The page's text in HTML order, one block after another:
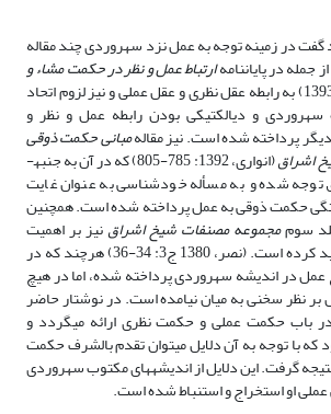
گفت در زمینه توجه به عمل نزد سهروردی چند مقاله
جمله در پایان­نامهارتباط عمل و نظر در حکمت مشاء و
(چزانی شراهی، 1393) به رابطه عقل نظری و عقل عملی و نیز لزوم اتحاد
و دیالکتیکی بودن رابطه عمل و نظر و
پرداخته شده است. نیز مقالهمبانی حکمت ذوقی
اشراق (انواری، 1392: 785-805) که در آن به جنبه­
شده و به مسأله خودشناسی به عنوان غایت
حکمت ذوقی به عمل پرداخته شده است. همچنین
سوممجموعه مصنفات شیخ اشراقنیز بر اهمیت
عمل نزد سهروردی تأکید کرده است. (نصر، 1380 ج3: 34-36) هرچند که در
در اندیشه سهروردی پرداخته شده، اما در هیچ
نظر سخنی به میان نیامده است. در نوشتار حاضر
باب حکمت عملی و حکمت نظری ارائه می­گردد و
با توجه به آن دلایل می­توان تقدم بالشرف حکمت
گرفت. این دلایل از اندیشه­های مکتوب سهروردی
او استخراج و استنباط شده است.